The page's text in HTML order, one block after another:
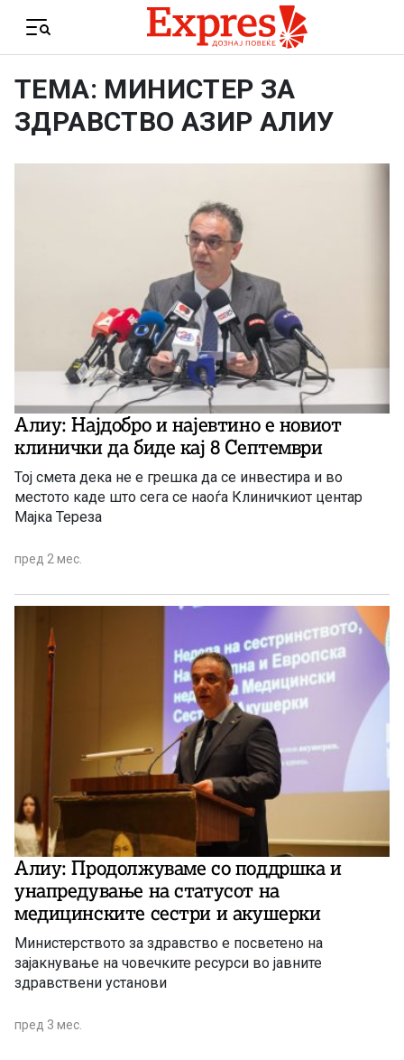
Menu
ТЕМА: МИНИСТЕР ЗА
ЗДРАВСТВО АЗИР АЛИУ
Алиу: Најдобро и најевтино е новиот
клинички да биде кај 8 Септември
Тој смета дека не е грешка да се инвестира и во
местото каде што сега се наоѓа Клиничкиот центар
Мајка Тереза
пред 2 мес.
Алиу: Продолжуваме со поддршка и
унапредување на статусот на
медицинските сестри и акушерки
Министерството за здравство е посветено на
зајакнување на човечките ресурси во јавните
здравствени установи
пред 3 мес.